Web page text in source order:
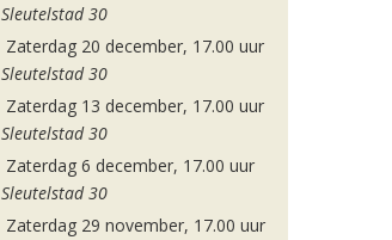
Sleutelstad 30
Zaterdag 20 december, 17.00 uur
Sleutelstad 30
Zaterdag 13 december, 17.00 uur
Sleutelstad 30
Zaterdag 6 december, 17.00 uur
Sleutelstad 30
Zaterdag 29 november, 17.00 uur